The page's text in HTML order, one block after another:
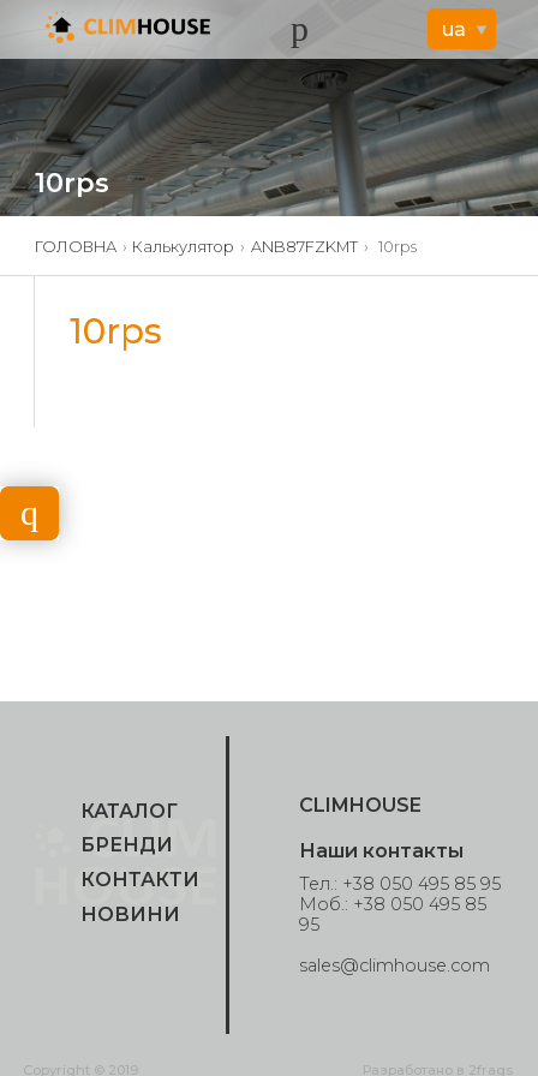
10rps
ГОЛОВНА › Калькулятор › ANB87FZKMT › 10rps
10rps
КАТАЛОГ
БРЕНДИ
КОНТАКТИ
НОВИНИ
CLIMHOUSE
Наши контакты
Тел.: +38 050 495 85 95
Моб.: +38 050 495 85
95
sales@climhouse.com
Copyright © 2019 Разработано в 2frags